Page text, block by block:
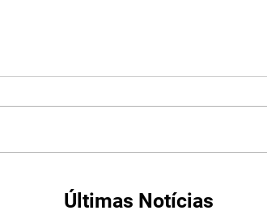
Últimas Notícias